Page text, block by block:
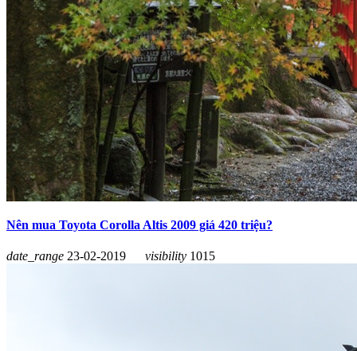
Nên mua Toyota Corolla Altis 2009 giá 420 triệu?
date_range 23-02-2019 visibility 1015